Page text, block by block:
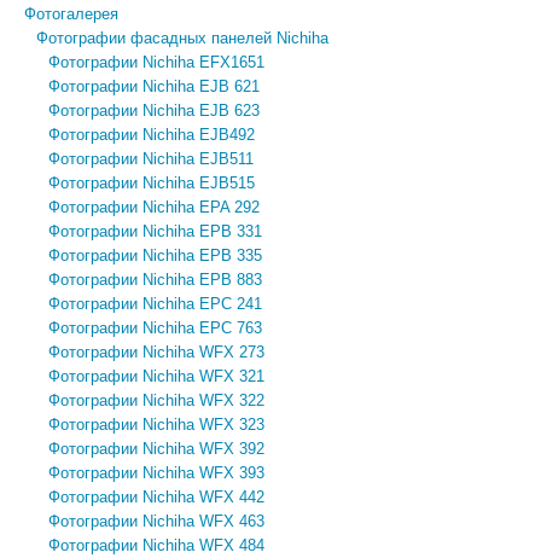
Фотогалерея
Фотографии фасадных панелей Nichiha
Фотографии Nichiha EFX1651
Фотографии Nichiha EJB 621
Фотографии Nichiha EJB 623
Фотографии Nichiha EJB492
Фотографии Nichiha EJB511
Фотографии Nichiha EJB515
Фотографии Nichiha EPA 292
Фотографии Nichiha EPB 331
Фотографии Nichiha EPB 335
Фотографии Nichiha EPB 883
Фотографии Nichiha EPC 241
Фотографии Nichiha EPC 763
Фотографии Nichiha WFX 273
Фотографии Nichiha WFX 321
Фотографии Nichiha WFX 322
Фотографии Nichiha WFX 323
Фотографии Nichiha WFX 392
Фотографии Nichiha WFX 393
Фотографии Nichiha WFX 442
Фотографии Nichiha WFX 463
Фотографии Nichiha WFX 484